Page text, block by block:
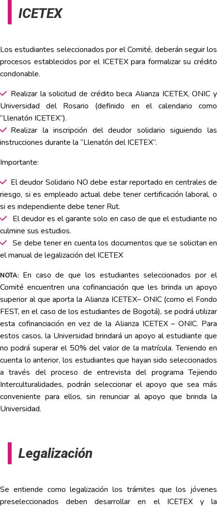
ICETEX
Los estudiantes seleccionados por el Comité, deberán seguir los
procesos establecidos por el ICETEX para formalizar su crédito
condonable.
Realizar la solicitud de crédito beca Alianza ICETEX, ONIC y
Universidad del Rosario (definido en el calendario como
“Llenatón ICETEX”).
Realizar la inscripción del deudor solidario siguiendo las
instrucciones durante la “Llenatón del ICETEX”.
Importante:
El deudor Solidario NO debe estar reportado en centrales de
riesgo, si es empleado actual debe tener certificación laboral, o
si es independiente debe tener Rut.
El deudor es el garante solo en caso de que el estudiante no
culmine sus estudios.
Se debe tener en cuenta los documentos que se solicitan en
el manual de legalización del ICETEX
NOTA: En caso de que los estudiantes seleccionados por el
Comité encuentren una cofinanciación que les brinda un apoyo
superior al que aporta la Alianza ICETEX– ONIC (como el Fondo
FEST, en el caso de los estudiantes de Bogotá), se podrá utilizar
esta cofinanciación en vez de la Alianza ICETEX – ONIC. Para
estos casos, la Universidad brindará un apoyo al estudiante que
no podrá superar el 50% del valor de la matrícula. Teniendo en
cuenta lo anterior, los estudiantes que hayan sido seleccionados
a través del proceso de entrevista del programa Tejiendo
Interculturalidades, podrán seleccionar el apoyo que sea más
conveniente para ellos, sin renunciar al apoyo que brinda la
Universidad.
Legalización
Se entiende como legalización los trámites que los jóvenes
preseleccionados deben desarrollar en el ICETEX y la